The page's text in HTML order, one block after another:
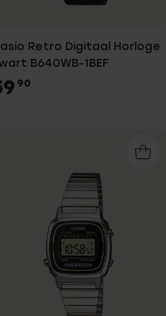
Retro Digitaal Horloge
B640WB-1BEF
90